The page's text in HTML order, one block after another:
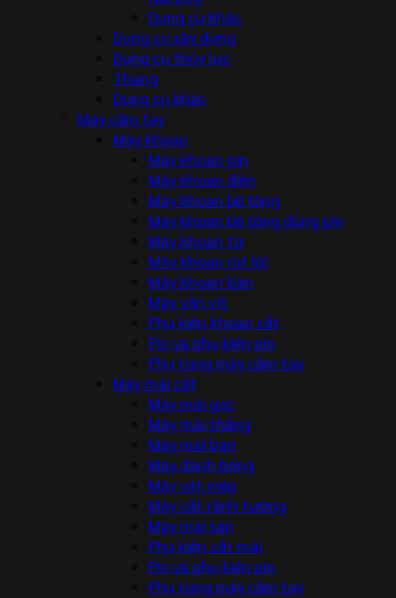
Dụng cụ khác
Dụng cụ xây dựng
Dụng cụ thủy lực
Thang
Dụng cụ khác
Máy cầm tay
Máy khoan
Máy khoan pin
Máy khoan điện
Máy khoan bê tông
Máy khoan bê tông dùng pin
Máy khoan từ
Máy khoan rút lõi
Máy khoan bàn
Máy vặn vít
Phụ kiện khoan cắt
Pin và phụ kiện pin
Phụ tùng máy cầm tay
Máy mài cắt
Máy mài góc
Máy mài thẳng
Máy mài bàn
Máy đánh bóng
Máy vát mép
Máy cắt rãnh tường
Máy mài sàn
Phụ kiện cắt mài
Pin và phụ kiện pin
Phụ tùng máy cầm tay